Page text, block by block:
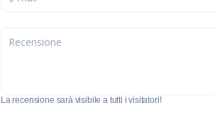
La recensione sarà visibile a tutti i visitatori!